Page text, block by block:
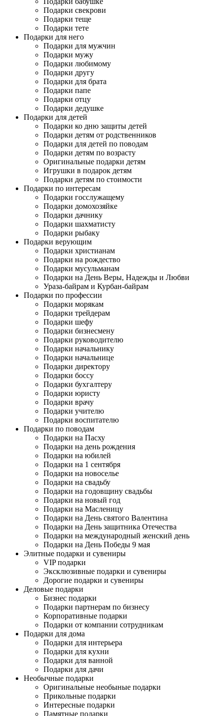
Подарки свекрови
Подарки теще
Подарки тете
Подарки для него
Подарки для мужчин
Подарки мужу
Подарки любимому
Подарки другу
Подарки для брата
Подарки папе
Подарки отцу
Подарки дедушке
Подарки для детей
Подарки ко дню защиты детей
Подарки детям от родственников
Подарки для детей по поводам
Подарки детям по возрасту
Оригинальные подарки детям
Игрушки в подарок детям
Подарки детям по стоимости
Подарки по интересам
Подарки госслужащему
Подарки домохозяйке
Подарки дачнику
Подарки шахматисту
Подарки рыбаку
Подарки верующим
Подарки христианам
Подарки на рождество
Подарки мусульманам
Подарки на День Веры, Надежды и Любви
Ураза-байрам и Курбан-байрам
Подарки по профессии
Подарки морякам
Подарки трейдерам
Подарки шефу
Подарки бизнесмену
Подарки руководителю
Подарки начальнику
Подарки начальнице
Подарки директору
Подарки боссу
Подарки бухгалтеру
Подарки юристу
Подарки врачу
Подарки учителю
Подарки воспитателю
Подарки по поводам
Подарки на Пасху
Подарки на день рождения
Подарки на юбилей
Подарки на 1 сентября
Подарки на новоселье
Подарки на свадьбу
Подарки на годовщину свадьбы
Подарки на новый год
Подарки на Масленицу
Подарки на День святого Валентина
Подарки на День защитника Отечества
Подарки на международный женский день
Подарки на День Победы 9 мая
Элитные подарки и сувениры
VIP подарки
Эксклюзивные подарки и сувениры
Дорогие подарки и сувениры
Деловые подарки
Бизнес подарки
Подарки партнерам по бизнесу
Корпоративные подарки
Подарки от компании сотрудникам
Подарки для дома
Подарки для интерьера
Подарки для кухни
Подарки для ванной
Подарки для дачи
Необычные подарки
Оригинальные необыные подарки
Прикольные подарки
Интересные подарки
Памятные подарки